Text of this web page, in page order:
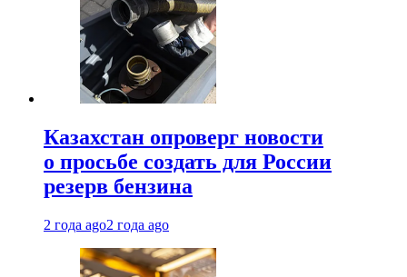
Казахстан опроверг новости
о просьбе создать для России
резерв бензина
2 года ago2 года ago